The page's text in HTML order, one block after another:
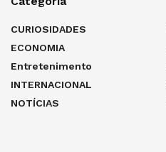
CURIOSIDADES
ECONOMIA
Entretenimento
INTERNACIONAL
NOTÍCIAS